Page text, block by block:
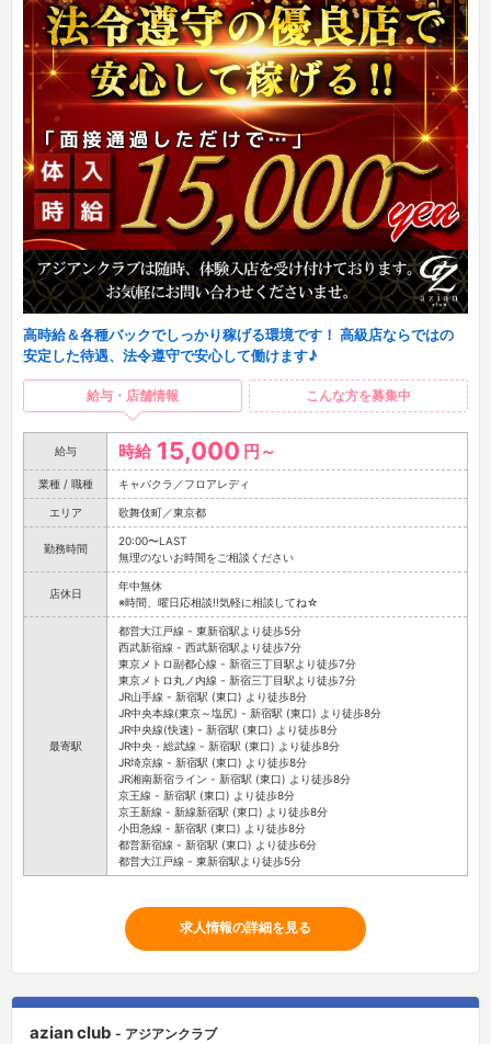
高時給＆各種バックでしっかり稼げる環境です！ 高級店ならではの
安定した待遇、法令遵守で安心して働けます♪
給与・店舗情報 こんな方を募集中
給与 時給 15,000 円～
業種 / 職種 キャバクラ／フロアレディ
エリア 歌舞伎町／東京都
勤務時間
20:00〜LAST
無理のないお時間をご相談ください
店休日
年中無休
※時間、曜日応相談!!気軽に相談してね☆
最寄駅
都営大江戸線 - 東新宿駅より徒歩5分
西武新宿線 - 西武新宿駅より徒歩7分
東京メトロ副都心線 - 新宿三丁目駅より徒歩7分
東京メトロ丸ノ内線 - 新宿三丁目駅より徒歩7分
JR山手線 - 新宿駅 (東口) より徒歩8分
JR中央本線(東京～塩尻) - 新宿駅 (東口) より徒歩8分
JR中央線(快速) - 新宿駅 (東口) より徒歩8分
JR中央・総武線 - 新宿駅 (東口) より徒歩8分
JR埼京線 - 新宿駅 (東口) より徒歩8分
JR湘南新宿ライン - 新宿駅 (東口) より徒歩8分
京王線 - 新宿駅 (東口) より徒歩8分
京王新線 - 新線新宿駅 (東口) より徒歩8分
小田急線 - 新宿駅 (東口) より徒歩8分
都営新宿線 - 新宿駅 (東口) より徒歩6分
都営大江戸線 - 東新宿駅より徒歩5分
求人情報の詳細を見る
azian club - アジアンクラブ